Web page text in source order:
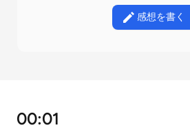
感想を書く
00:01